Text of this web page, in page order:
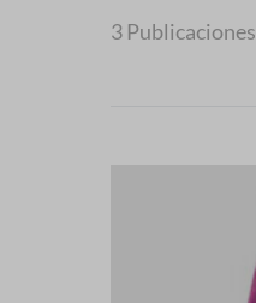
3 Publicaciones